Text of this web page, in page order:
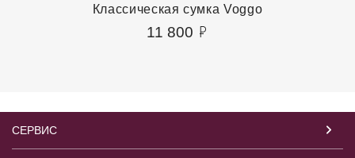
Классическая сумка Voggo
11 800
СЕРВИС